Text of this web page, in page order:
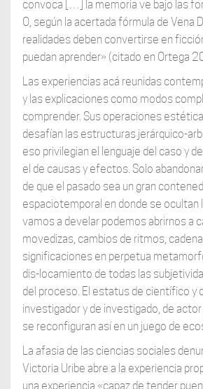
convoca […] la memoria ve bajo las
O, según la acertada fórmula de Vena
realidades deben convertirse en
puedan aprender» (citado en Ortega
Las experiencias acá reunidas
y las explicaciones como modos
comprender. Sus operaciones
desafían las estructuras jerárquico-
eso privilegian el lenguaje del caso y
el de causas y efectos. Solo
de que el pasado sea un gran
espaciotemporal en donde se ocultan
vamos a develar podemos abrirnos a
movedizas, cambios de ritmos,
significaciones en perpetua
dis-locamiento de todas las
del proceso. El estatus de científico y
investigador y de investigado, de
se reconfiguran así en un juego de
La afasia de las ciencias sociales
Victoria Uribe abre a la experiencia
una experiencia «capaz de tender